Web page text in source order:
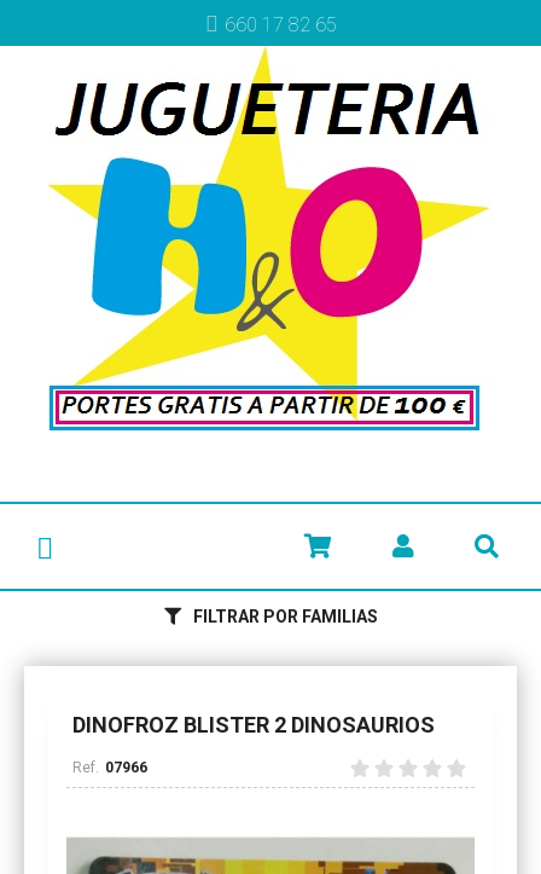
660 17 82 65
FILTRAR POR FAMILIAS
DINOFROZ BLISTER 2 DINOSAURIOS
07966